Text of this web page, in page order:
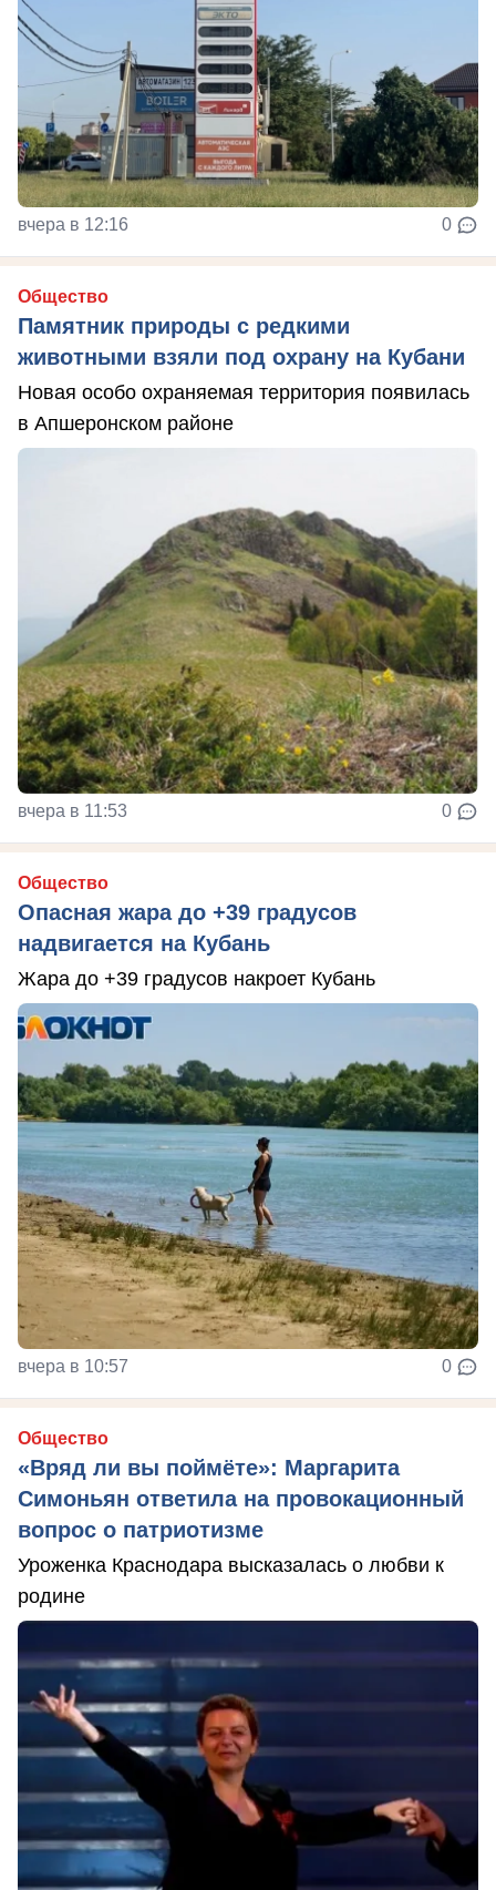
вчера в 12:16 0
Общество
Памятник природы с редкими
животными взяли под охрану на Кубани
Новая особо охраняемая территория появилась
в Апшеронском районе
вчера в 11:53 0
Общество
Опасная жара до +39 градусов
надвигается на Кубань
Жара до +39 градусов накроет Кубань
вчера в 10:57 0
Общество
«Вряд ли вы поймёте»: Маргарита
Симоньян ответила на провокационный
вопрос о патриотизме
Уроженка Краснодара высказалась о любви к
родине